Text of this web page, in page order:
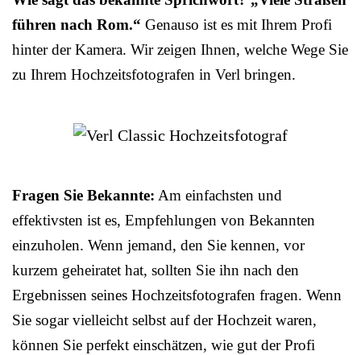
führen nach Rom.“ Genauso ist es mit Ihrem Profi
hinter der Kamera. Wir zeigen Ihnen, welche Wege Sie
zu Ihrem Hochzeitsfotografen in Verl bringen.
Fragen Sie Bekannte: Am einfachsten und
effektivsten ist es, Empfehlungen von Bekannten
einzuholen. Wenn jemand, den Sie kennen, vor
kurzem geheiratet hat, sollten Sie ihn nach den
Ergebnissen seines Hochzeitsfotografen fragen. Wenn
Sie sogar vielleicht selbst auf der Hochzeit waren,
können Sie perfekt einschätzen, wie gut der Profi